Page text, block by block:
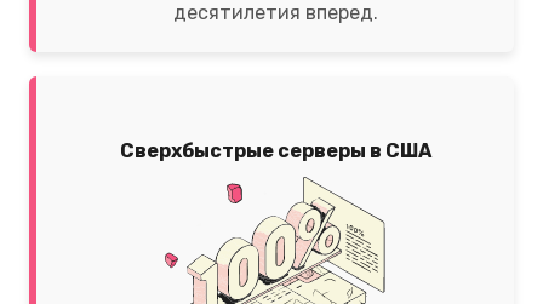
десятилетия вперед.
Сверхбыстрые серверы в США